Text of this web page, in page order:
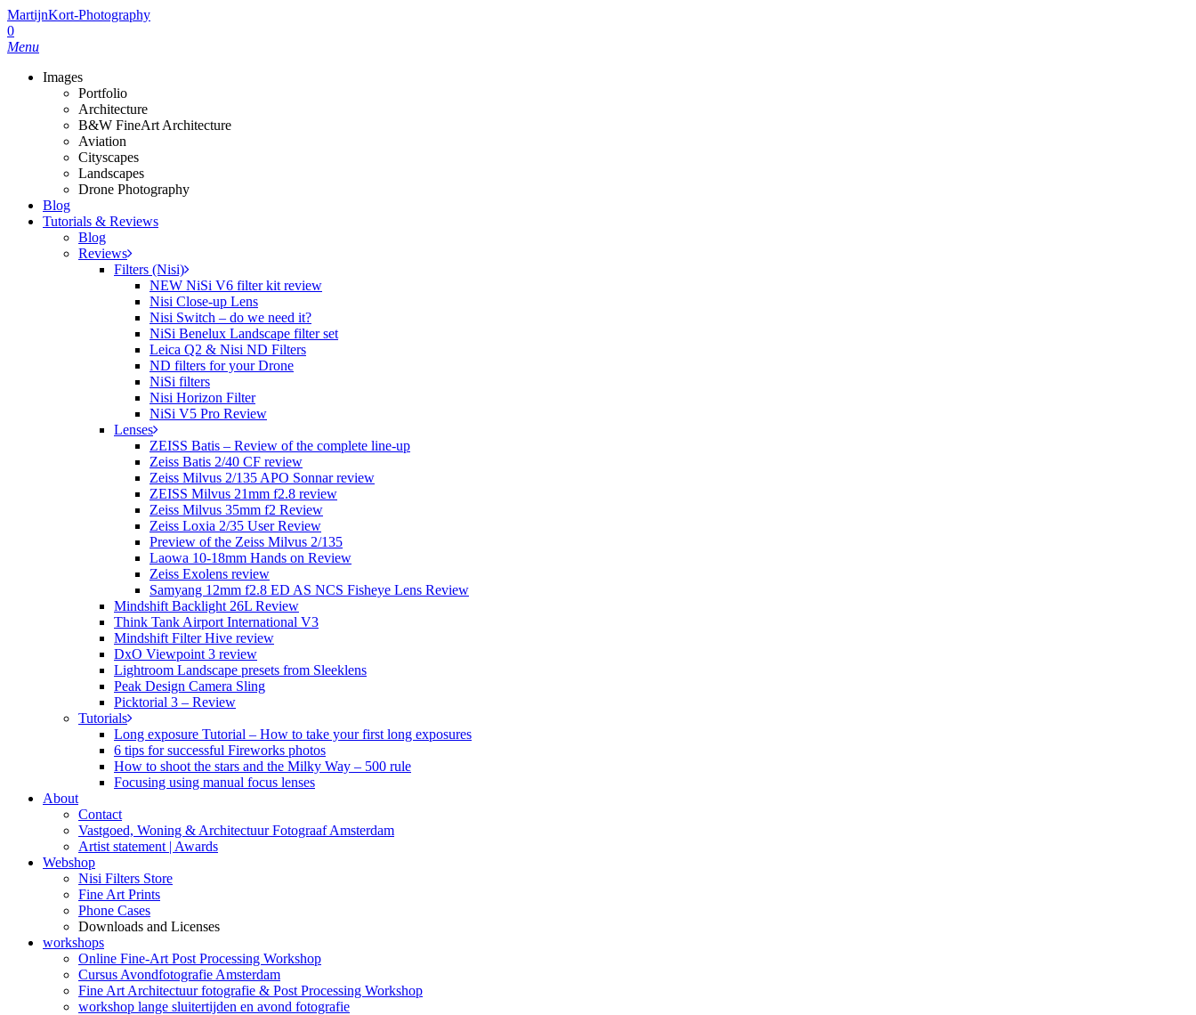
MartijnKort-Photography
0
Menu
Images
Portfolio
Architecture
B&W FineArt Architecture
Aviation
Cityscapes
Landscapes
Drone Photography
Blog
Tutorials & Reviews
Blog
Reviews
Filters (Nisi)
NEW NiSi V6 filter kit review
Nisi Close-up Lens
Nisi Switch – do we need it?
NiSi Benelux Landscape filter set
Leica Q2 & Nisi ND Filters
ND filters for your Drone
NiSi filters
Nisi Horizon Filter
NiSi V5 Pro Review
Lenses
ZEISS Batis – Review of the complete line-up
Zeiss Batis 2/40 CF review
Zeiss Milvus 2/135 APO Sonnar review
ZEISS Milvus 21mm f2.8 review
Zeiss Milvus 35mm f2 Review
Zeiss Loxia 2/35 User Review
Preview of the Zeiss Milvus 2/135
Laowa 10-18mm Hands on Review
Zeiss Exolens review
Samyang 12mm f2.8 ED AS NCS Fisheye Lens Review
Mindshift Backlight 26L Review
Think Tank Airport International V3
Mindshift Filter Hive review
DxO Viewpoint 3 review
Lightroom Landscape presets from Sleeklens
Peak Design Camera Sling
Picktorial 3 – Review
Tutorials
Long exposure Tutorial – How to take your first long exposures
6 tips for successful Fireworks photos
How to shoot the stars and the Milky Way – 500 rule
Focusing using manual focus lenses
About
Contact
Vastgoed, Woning & Architectuur Fotograaf Amsterdam
Artist statement | Awards
Webshop
Nisi Filters Store
Fine Art Prints
Phone Cases
Downloads and Licenses
workshops
Online Fine-Art Post Processing Workshop
Cursus Avondfotografie Amsterdam
Fine Art Architectuur fotografie & Post Processing Workshop
workshop lange sluitertijden en avond fotografie